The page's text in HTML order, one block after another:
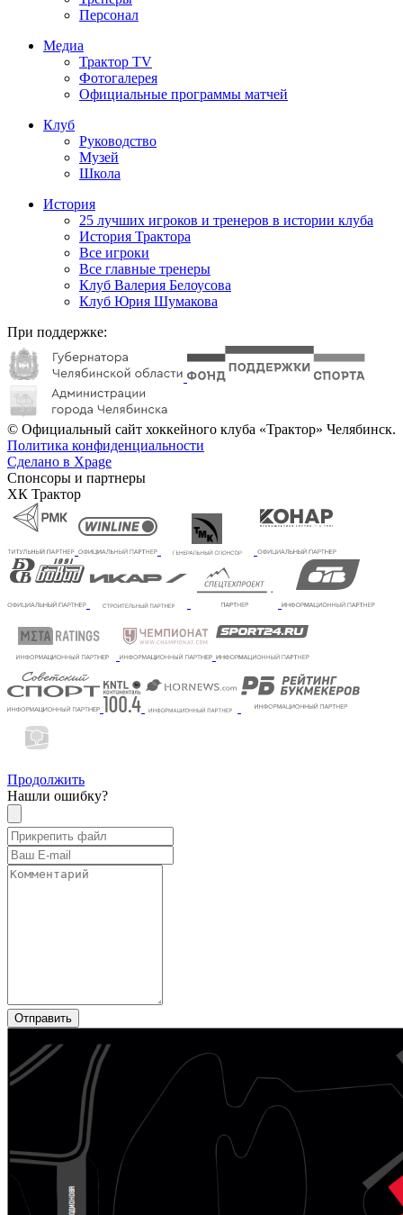
Персонал
Медиа
Трактор TV
Фотогалерея
Официальные программы матчей
Клуб
Руководство
Музей
Школа
История
25 лучших игроков и тренеров в истории клуба
История Трактора
Все игроки
Все главные тренеры
Клуб Валерия Белоусова
Клуб Юрия Шумакова
При поддержке:
© Официальный сайт хоккейного клуба «Трактор» Челябинск.
Политика конфиденциальности
Сделано в Xpage
Спонсоры и партнеры
ХК Трактор
Продолжить
Нашли ошибку?